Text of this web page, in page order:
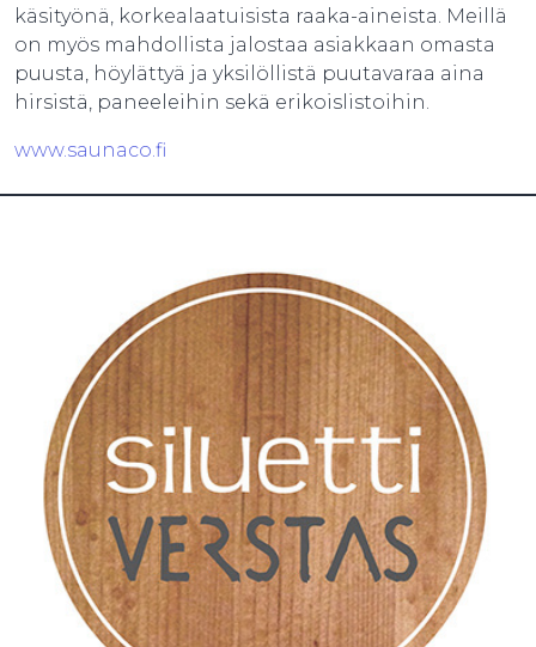
käsityönä, korkealaatuisista raaka-aineista. Meillä
on myös mahdollista jalostaa asiakkaan omasta
puusta, höylättyä ja yksilöllistä puutavaraa aina
hirsistä, paneeleihin sekä erikoislistoihin.
www.saunaco.fi